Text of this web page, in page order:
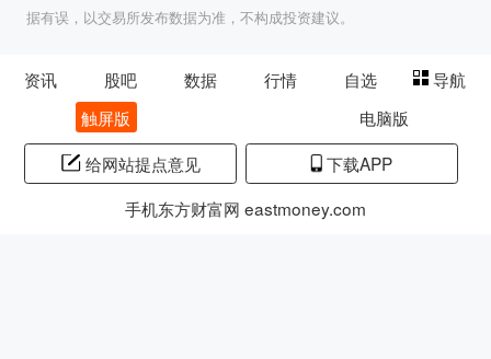
据有误，以交易所发布数据为准，不构成投资建议。
资讯 股吧 数据 行情 自选
导航
触屏版
电脑版
给网站提点意见
下载APP
手机东方财富网 eastmoney.com